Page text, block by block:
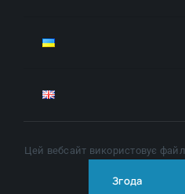
© Copyright 2024 - 2026 | All
конфіденційності| Правила
Цей вебсайт використовує
Згода